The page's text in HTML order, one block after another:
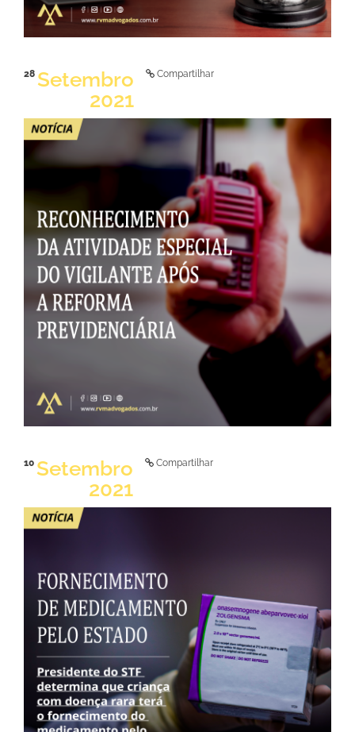
28 Setembro
2021
Compartilhar
LER NOTÍCIA
10 Setembro
2021
Compartilhar
LER NOTÍCIA